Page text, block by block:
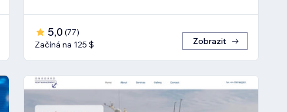
5,0 (77)
Začíná na 125 $
Zobrazit